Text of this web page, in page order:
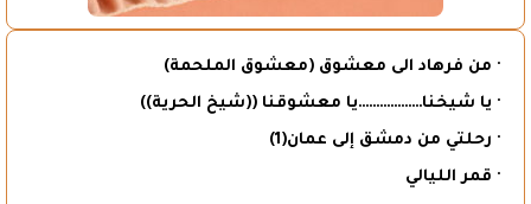
· من فرهاد الى معشوق (معشوق الملحمة)
· يا شيخنا………………يا معشوقنا ((شيخ الحرية))
· رحلتي من دمشق إلى عمان(1)
· قمر الليالي